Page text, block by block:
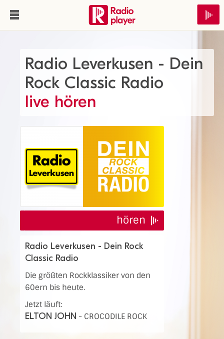
Radio Leverkusen - Dein
Rock Classic Radio
live hören
hören
Radio Leverkusen - Dein Rock
Classic Radio
Die größten Rockklassiker von den
60ern bis heute.
Jetzt läuft:
ELTON JOHN - CROCODILE ROCK